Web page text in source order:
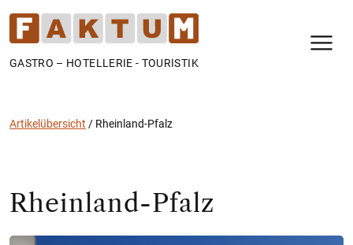
GASTRO – HOTELLERIE - TOURISTIK
Artikelübersicht / Rheinland-Pfalz
Rheinland-Pfalz